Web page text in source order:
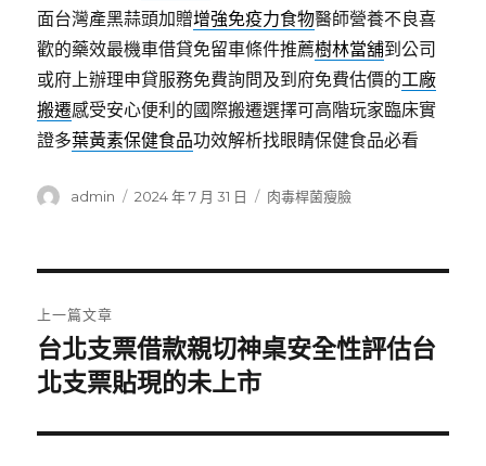
面台灣產黑蒜頭加贈增強免疫力食物醫師營養不良喜
歡的藥效最機車借貸免留車條件推薦樹林當舖到公司
或府上辦理申貸服務免費詢問及到府免費估價的工廠
搬遷感受安心便利的國際搬遷選擇可高階玩家臨床實
證多葉黃素保健食品功效解析找眼睛保健食品必看
作
admin
發
2024 年 7 月 31 日
分
肉毒桿菌瘦臉
章
導
覽
上一篇文章
上
一
文
台北支票借款親切神桌安全性評估台
北支票貼現的未上市